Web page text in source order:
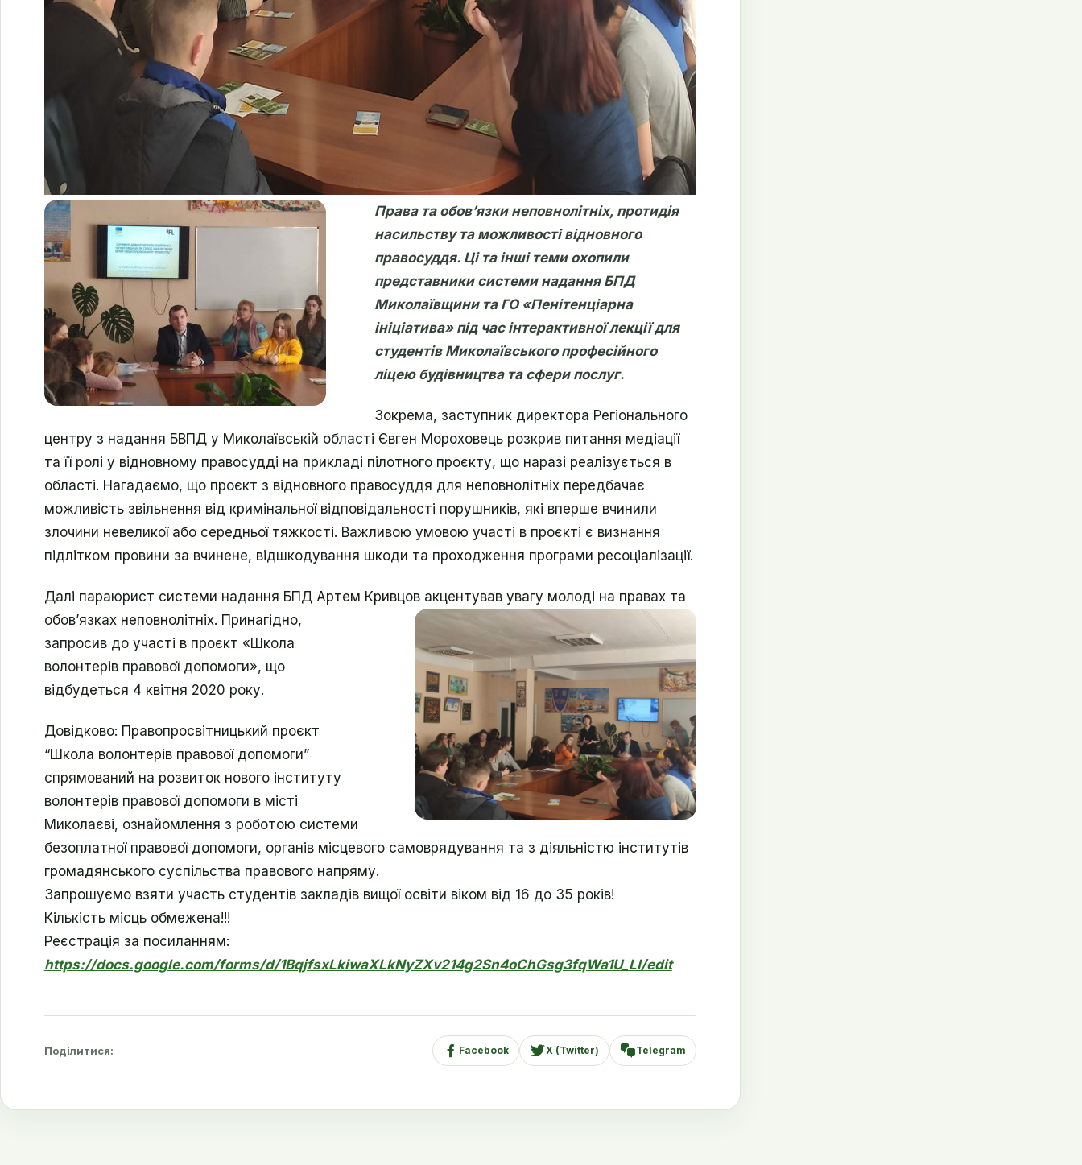
Права та обов’язки неповнолітніх, протидія
насильству та можливості відновного
правосуддя. Ці та інші теми охопили
представники системи надання БПД
Миколаївщини та ГО «Пенітенціарна
ініціатива» під час інтерактивної лекції для
студентів Миколаївського професійного
ліцею будівництва та сфери послуг.
Зокрема, заступник директора Регіонального
центру з надання БВПД у Миколаївській області Євген Мороховець розкрив питання медіації
та її ролі у відновному правосудді на прикладі пілотного проєкту, що наразі реалізується в
області. Нагадаємо, що проєкт з відновного правосуддя для неповнолітніх передбачає
можливість звільнення від кримінальної відповідальності порушників, які вперше вчинили
злочини невеликої або середньої тяжкості. Важливою умовою участі в проєкті є визнання
підлітком провини за вчинене, відшкодування шкоди та проходження програми ресоціалізації.
Далі параюрист системи надання БПД Артем Кривцов акцентував увагу молоді на правах та
обов’язках неповнолітніх. Принагідно,
запросив до участі в проєкт «Школа
волонтерів правової допомоги», що
відбудеться 4 квітня 2020 року.
Довідково: Правопросвітницький проєкт
“Школа волонтерів правової допомоги”
спрямований на розвиток нового інституту
волонтерів правової допомоги в місті
Миколаєві, ознайомлення з роботою системи
безоплатної правової допомоги, органів місцевого самоврядування та з діяльністю інститутів
громадянського суспільства правового напряму.
Запрошуємо взяти участь студентів закладів вищої освіти віком від 16 до 35 років!
Кількість місць обмежена!!!
Реєстрація за посиланням:
https://docs.google.com/forms/d/1BqjfsxLkiwaXLkNyZXv214g2Sn4oChGsg3fqWa1U_LI/edit
Поділитися: Facebook X (Twitter) Telegram